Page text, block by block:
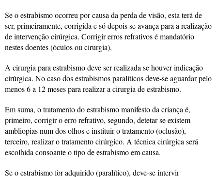
Se o estrabismo ocorreu por causa da perda de visão, esta terá de
ser, primeiramente, corrigida e só depois se avança para a realização
de intervenção cirúrgica. Corrigir erros refrativos é mandatório
nestes doentes (óculos ou cirurgia).
A cirurgia para estrabismo deve ser realizada se houver indicação
cirúrgica. No caso dos estrabismos paralíticos deve-se aguardar pelo
menos 6 a 12 meses para realizar a cirurgia de estrabismo.
Em suma, o tratamento do estrabismo manifesto da criança é,
primeiro, corrigir o erro refrativo, segundo, detetar se existem
ambliopias num dos olhos e instituir o tratamento (oclusão),
terceiro, realizar o tratamento cirúrgico. A técnica cirúrgica será
escolhida consoante o tipo de estrabismo em causa.
Se o estrabismo for adquirido (paralítico), deve-se intervir